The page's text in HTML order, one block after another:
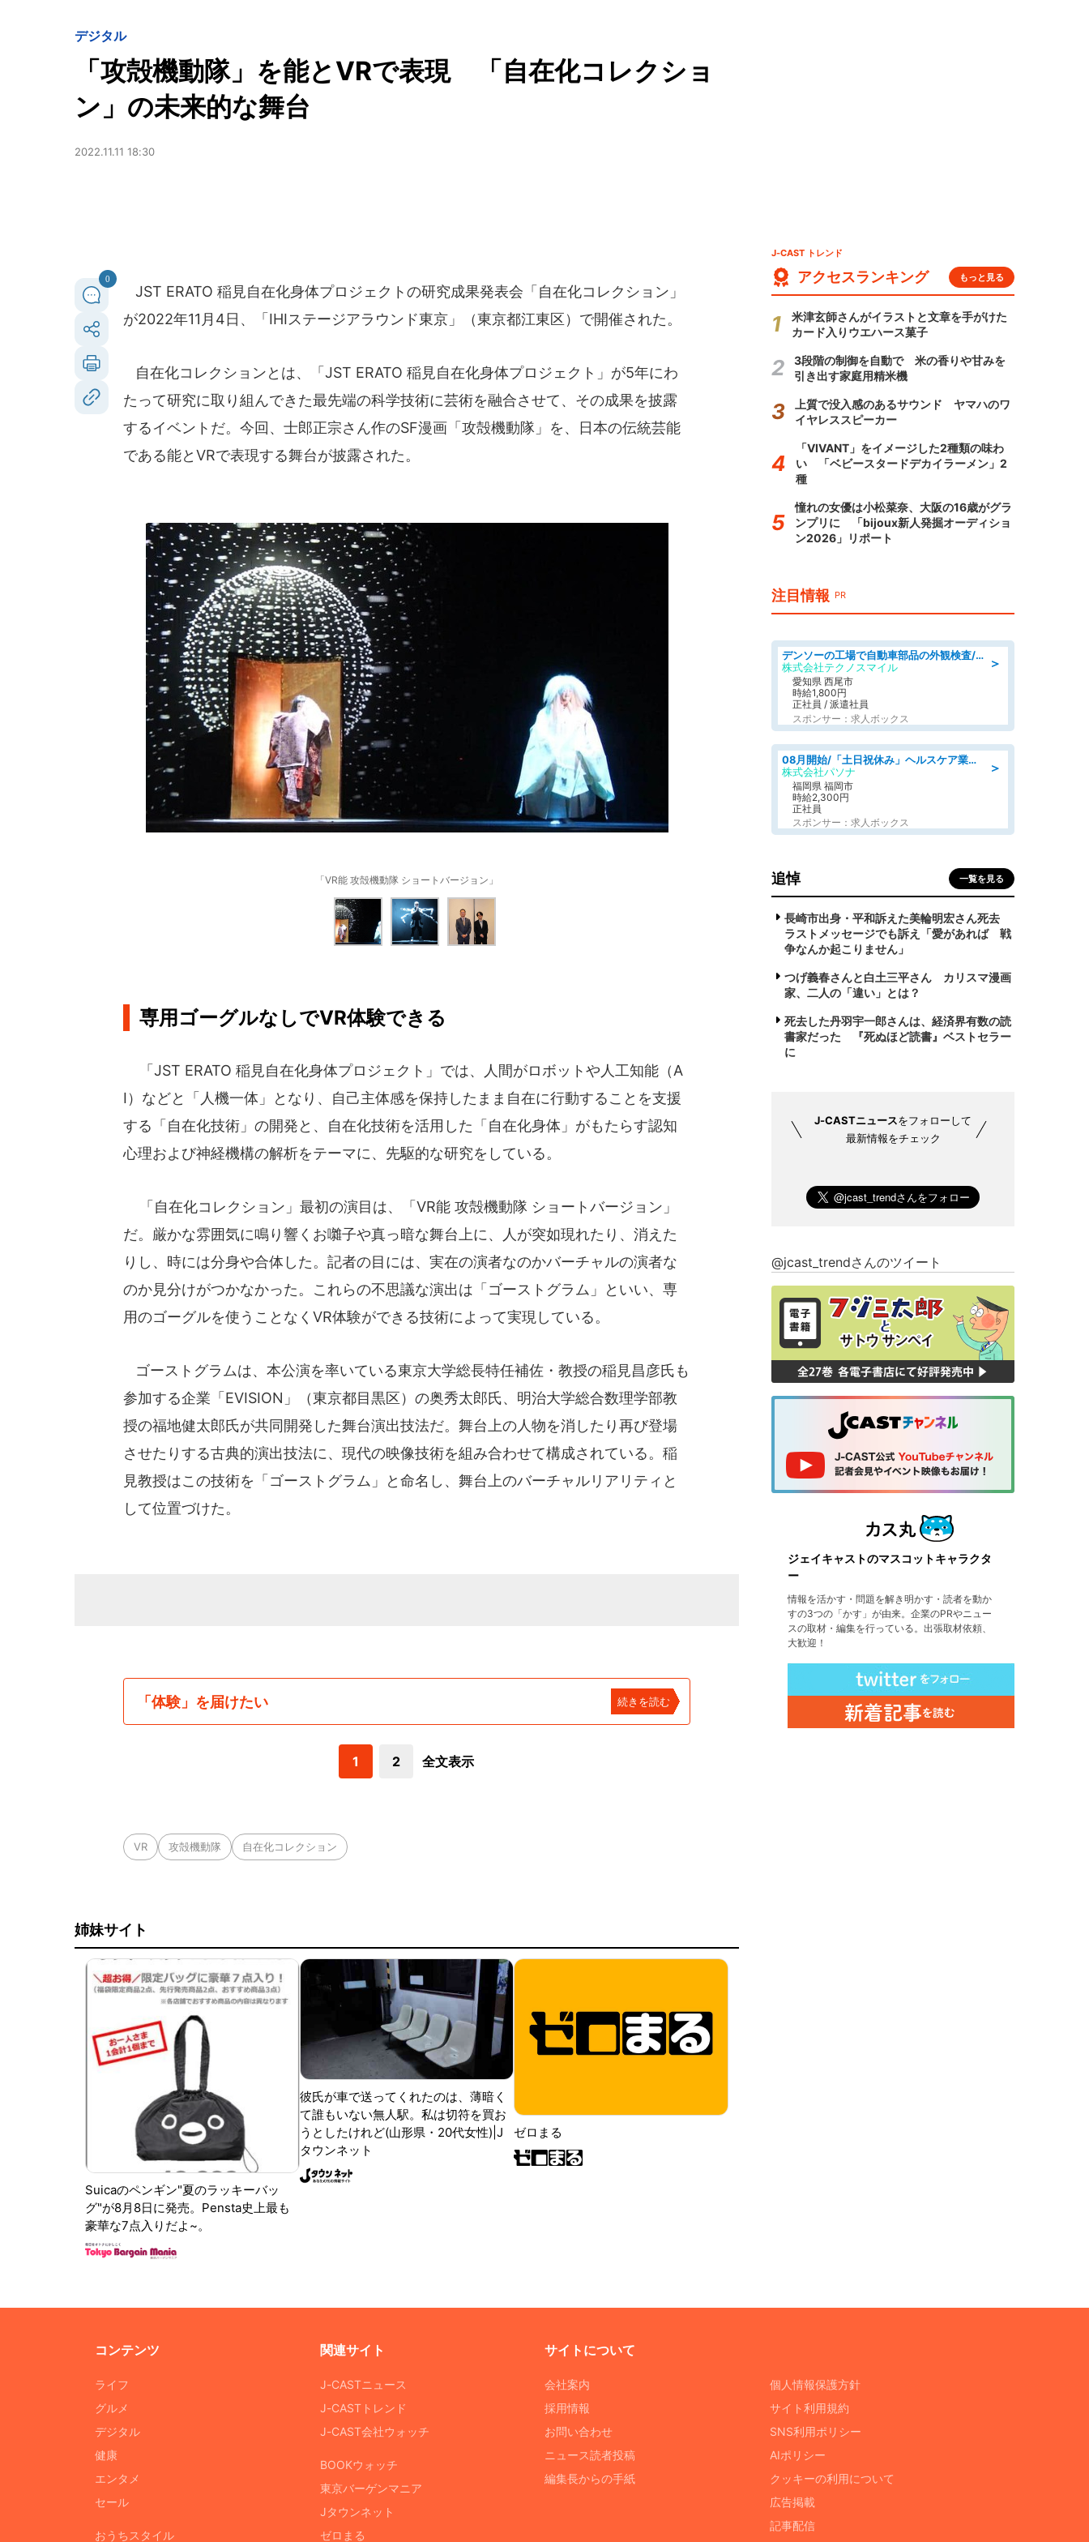
デジタル
「攻殻機動隊」を能とVRで表現 「自在化コレクショ
ン」の未来的な舞台
2022.11.11 18:30
0
JST ERATO 稲見自在化身体プロジェクトの研究成果発表会「自在化コレクション」
が2022年11月4日、「IHIステージアラウンド東京」（東京都江東区）で開催された。
自在化コレクションとは、「JST ERATO 稲見自在化身体プロジェクト」が5年にわ
たって研究に取り組んできた最先端の科学技術に芸術を融合させて、その成果を披露
するイベントだ。今回、士郎正宗さん作のSF漫画「攻殻機動隊」を、日本の伝統芸能
である能とVRで表現する舞台が披露された。
「VR能 攻殻機動隊 ショートバージョン」
専用ゴーグルなしでVR体験できる
「JST ERATO 稲見自在化身体プロジェクト」では、人間がロボットや人工知能（A
I）などと「人機一体」となり、自己主体感を保持したまま自在に行動することを支援
する「自在化技術」の開発と、自在化技術を活用した「自在化身体」がもたらす認知
心理および神経機構の解析をテーマに、先駆的な研究をしている。
「自在化コレクション」最初の演目は、「VR能 攻殻機動隊 ショートバージョン」
だ。厳かな雰囲気に鳴り響くお囃子や真っ暗な舞台上に、人が突如現れたり、消えた
りし、時には分身や合体した。記者の目には、実在の演者なのかバーチャルの演者な
のか見分けがつかなかった。これらの不思議な演出は「ゴーストグラム」といい、専
用のゴーグルを使うことなくVR体験ができる技術によって実現している。
ゴーストグラムは、本公演を率いている東京大学総長特任補佐・教授の稲見昌彦氏も
参加する企業「EVISION」（東京都目黒区）の奥秀太郎氏、明治大学総合数理学部教
授の福地健太郎氏が共同開発した舞台演出技法だ。舞台上の人物を消したり再び登場
させたりする古典的演出技法に、現代の映像技術を組み合わせて構成されている。稲
見教授はこの技術を「ゴーストグラム」と命名し、舞台上のバーチャルリアリティと
して位置づけた。
「体験」を届けたい 続きを読む
1 2 全文表示
VR 攻殻機動隊 自在化コレクション
姉妹サイト
Suicaのペンギン"夏のラッキーバッ
グ"が8月8日に発売。Pensta史上最も
豪華な7点入りだよ~。
彼氏が車で送ってくれたのは、薄暗く
て誰もいない無人駅。私は切符を買お
うとしたけれど(山形県・20代女性)|J
タウンネット
ゼロまる
J-CAST トレンド
アクセスランキング もっと見る
米津玄師さんがイラストと文章を手がけた
カード入りウエハース菓子
3段階の制御を自動で 米の香りや甘みを
引き出す家庭用精米機
上質で没入感のあるサウンド ヤマハのワ
イヤレススピーカー
「VIVANT」をイメージした2種類の味わ
い 「ベビースタードデカイラーメン」2
種
憧れの女優は小松菜奈、大阪の16歳がグラ
ンプリに 「bijoux新人発掘オーディショ
ン2026」リポート
注目情報 PR
＞
デンソーの工場で自動車部品の外観検査/denso aichi
株式会社テクノスマイル
愛知県 西尾市
時給1,800円
正社員 / 派遣社員
スポンサー：求人ボックス
＞
08月開始/「土日祝休み」ヘルスケア業界の産業保健師/高時給/未経験OK/要資格:保健師、正看護師
株式会社パソナ
福岡県 福岡市
時給2,300円
正社員
スポンサー：求人ボックス
追悼 一覧を見る
長崎市出身・平和訴えた美輪明宏さん死去
ラストメッセージでも訴え「愛があれば 戦
争なんか起こりません」
つげ義春さんと白土三平さん カリスマ漫画
家、二人の「違い」とは？
死去した丹羽宇一郎さんは、経済界有数の読
書家だった 『死ぬほど読書』ベストセラー
に
J-CASTニュースをフォローして
最新情報をチェック
@jcast_trendさんのツイート
ジェイキャストのマスコットキャラクタ
ー
情報を活かす・問題を解き明かす・読者を動か
すの3つの「かす」が由来。企業のPRやニュー
スの取材・編集を行っている。出張取材依頼、
大歓迎！
コンテンツ
ライフ
グルメ
デジタル
健康
エンタメ
セール
おうちスタイル
関連サイト
J-CASTニュース
J-CASTトレンド
J-CAST会社ウォッチ
BOOKウォッチ
東京バーゲンマニア
Jタウンネット
ゼロまる
サイトについて
会社案内
採用情報
お問い合わせ
ニュース読者投稿
編集長からの手紙
個人情報保護方針
サイト利用規約
SNS利用ポリシー
AIポリシー
クッキーの利用について
広告掲載
記事配信